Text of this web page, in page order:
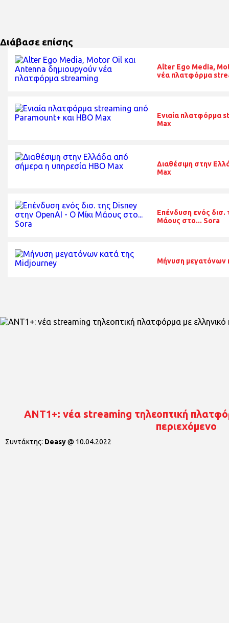
Διάβασε επίσης
Alter Ego Media,
νέα πλατφόρμα
Ενιαία πλατφόρμα
Max
Διαθέσιμη στην
Max
Επένδυση ενός δισ.
Μάους στο... Sora
Μήνυση μεγατόνων
ANT1+: νέα streaming τηλεοπτική
περιεχόμενο
Συντάκτης: Deasy@ 10.04.2022